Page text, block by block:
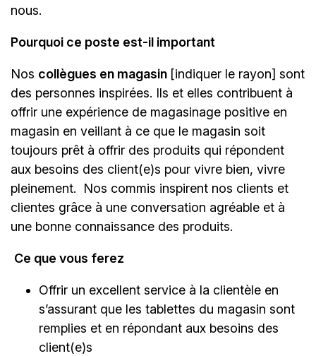
nous.
Pourquoi ce poste est-il important
Nos collègues en magasin [indiquer le rayon] sont
des personnes inspirées. Ils et elles contribuent à
offrir une expérience de magasinage positive en
magasin en veillant à ce que le magasin soit
toujours prêt à offrir des produits qui répondent
aux besoins des client(e)s pour vivre bien, vivre
pleinement. Nos commis inspirent nos clients et
clientes grâce à une conversation agréable et à
une bonne connaissance des produits.
Ce que vous ferez
Offrir un excellent service à la clientèle en
s’assurant que les tablettes du magasin sont
remplies et en répondant aux besoins des
client(e)s